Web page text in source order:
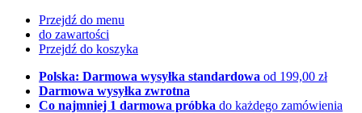
Przejdź do menu
do zawartości
Przejdź do koszyka
Polska: Darmowa wysyłka standardowa od 199,00 zł
Darmowa wysyłka zwrotna
Co najmniej 1 darmowa próbka do każdego zamówienia